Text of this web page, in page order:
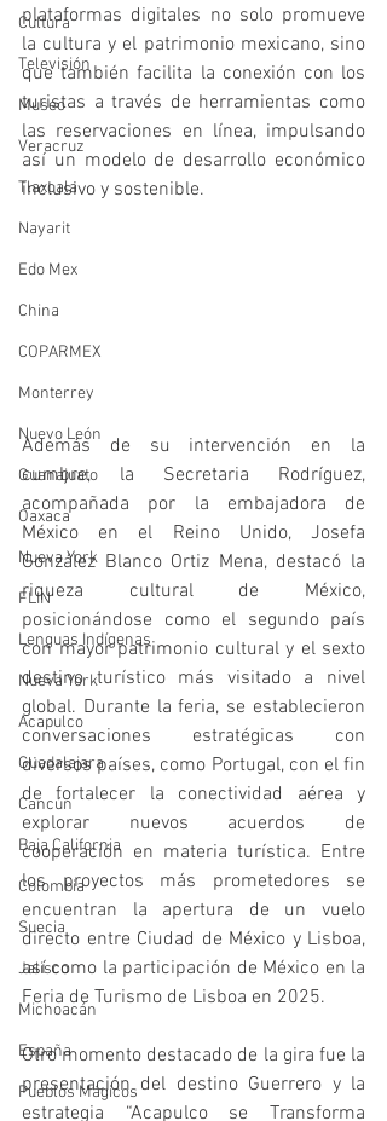
Cultura
Televisión
Museo
Veracruz
Tlaxcala
Nayarit
Edo Mex
China
COPARMEX
Monterrey
Nuevo León
Guanajuato
Oaxaca
Nueva York
FLIN
Lenguas Indígenas
Nueva York
Acapulco
Guadalajara
Cancún
Baja California
Colombia
Suecia
Jalisco
Michoacán
España
Pueblos Mágicos
plataformas digitales no solo promueve
la cultura y el patrimonio mexicano, sino
que también facilita la conexión con los
turistas a través de herramientas como
las reservaciones en línea, impulsando
así un modelo de desarrollo económico
inclusivo y sostenible.
Además de su intervención en la
cumbre, la Secretaria Rodríguez,
acompañada por la embajadora de
México en el Reino Unido, Josefa
González Blanco Ortiz Mena, destacó la
riqueza cultural de México,
posicionándose como el segundo país
con mayor patrimonio cultural y el sexto
destino turístico más visitado a nivel
global. Durante la feria, se establecieron
conversaciones estratégicas con
diversos países, como Portugal, con el fin
de fortalecer la conectividad aérea y
explorar nuevos acuerdos de
cooperación en materia turística. Entre
los proyectos más prometedores se
encuentran la apertura de un vuelo
directo entre Ciudad de México y Lisboa,
así como la participación de México en la
Feria de Turismo de Lisboa en 2025.
Otro momento destacado de la gira fue la
presentación del destino Guerrero y la
estrategia “Acapulco se Transforma